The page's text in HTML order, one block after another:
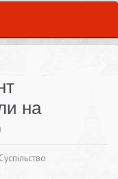
на
Суспільство